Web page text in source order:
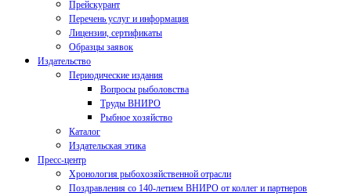
Прейскурант
Перечень услуг и информация
Лицензии, сертификаты
Образцы заявок
Издательство
Периодические издания
Вопросы рыболовства
Труды ВНИРО
Рыбное хозяйство
Каталог
Издательская этика
Пресс-центр
Хронология рыбохозяйственной отрасли
Поздравления со 140-летием ВНИРО от коллег и партнеров